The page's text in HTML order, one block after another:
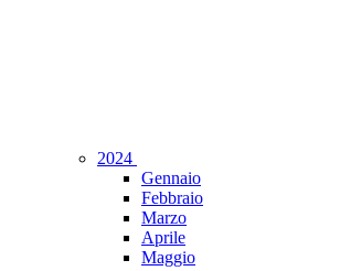
2024
Gennaio
Febbraio
Marzo
Aprile
Maggio